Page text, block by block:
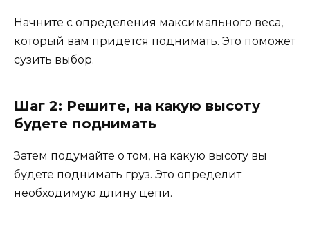
Начните с определения максимального веса,
который вам придется поднимать. Это поможет
сузить выбор.
Шаг 2: Решите, на какую высоту
будете поднимать
Затем подумайте о том, на какую высоту вы
будете поднимать груз. Это определит
необходимую длину цепи.